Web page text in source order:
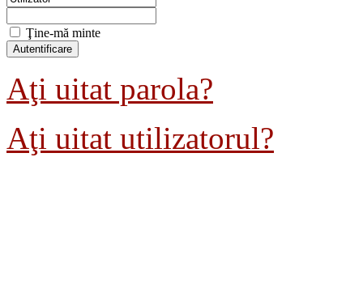
Ţine-mă minte
Aţi uitat parola?
Aţi uitat utilizatorul?